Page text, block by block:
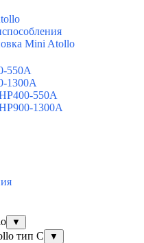
Mini Atollo
550A
1300A
550A
1300A
▼
тип С ▼